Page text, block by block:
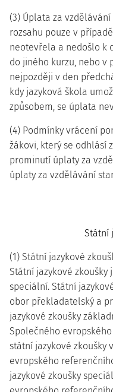
(3) Úplata za
rozsahu pouze v
neotevřela a nedošlo k
do jiného kurzu, nebo v
nejpozději v den
kdy jazyková škola
způsobem, se úplata
(4) Podmínky vrácení
žákovi, který se odhlásí
prominutí úplaty za
úplaty za vzdělávání
Státní
(1) Státní jazykové
Státní jazykové zkoušky
speciální. Státní
obor překladatelský a
jazykové zkoušky
Společného
státní jazykové zkoušky
evropského
jazykové zkoušky